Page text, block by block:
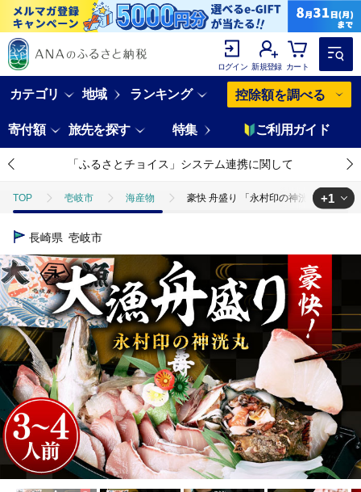
ログイン 新規登録 カート
カテゴリ 地域 ランキング 控除額を調べる
寄付額 旅先を探す 特集 ご利用ガイド
「ふるさとチョイス」システム連携に関して
TOP 壱岐市 海産物 豪快 舟盛り 「永村印の神洸丸大漁舟
TOP
+1
長崎県 壱岐市